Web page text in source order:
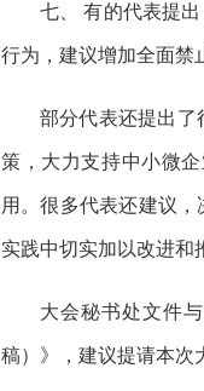
七、 有的代表提
行为，建议增加全面禁
部分代表还提出了
策，大力支持中小微
用。很多代表还建议
实践中切实加以改进和
大会秘书处文件
稿）》，建议提请本次